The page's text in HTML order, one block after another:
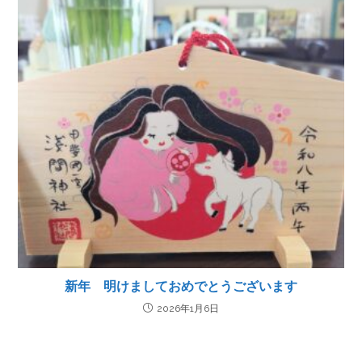
新年 明けましておめでとうございます
2026年1月6日